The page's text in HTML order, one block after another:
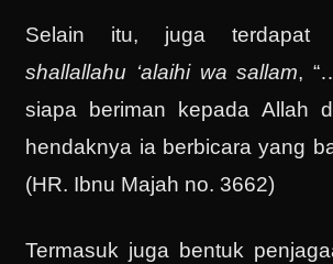
Selain itu, juga terdapat
shallallahu ‘alaihi wa sallam,
siapa beriman kepada Allah
hendaknya ia berbicara yang
(HR. Ibnu Majah no. 3662)
Termasuk juga bentuk